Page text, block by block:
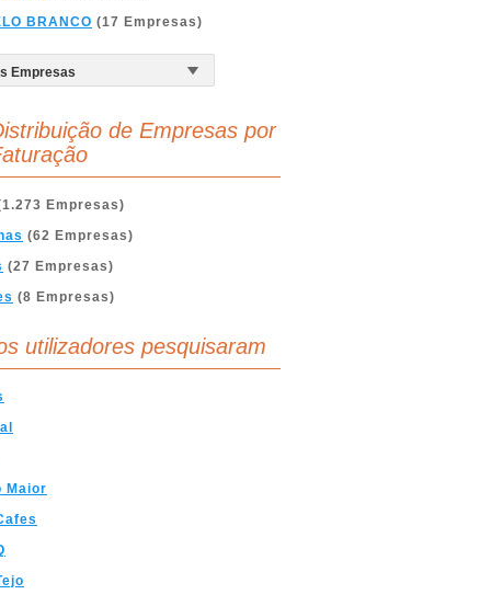
BRANCO (17 Empresas)
de Empresas por
Empresas)
(62 Empresas)
(27 Empresas)
(8 Empresas)
utilizadores pesquisaram
Maior